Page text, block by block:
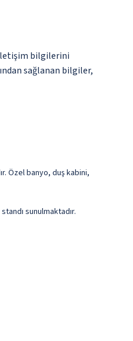
iletişim bilgilerini
sağlanan bilgiler,
Özel banyo, duş kabini,
sunulmaktadır.